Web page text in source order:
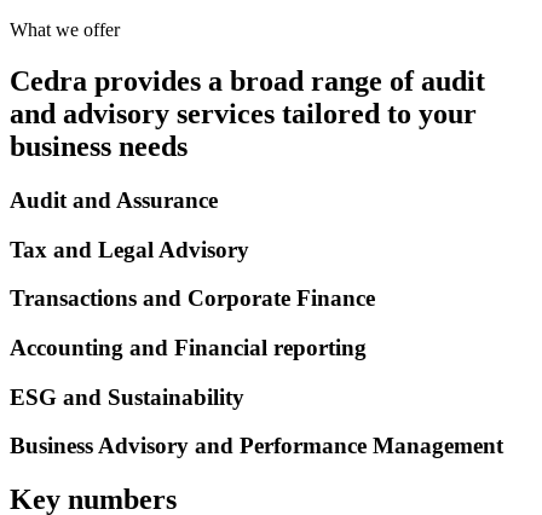
What we offer
Cedra provides a broad range of audit
and advisory services tailored to your
business needs
Audit and Assurance
Tax and Legal Advisory
Transactions and Corporate Finance
Accounting and Financial reporting
ESG and Sustainability
Business Advisory and Performance Management
Key numbers